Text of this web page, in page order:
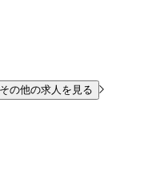
の他の求人を見る